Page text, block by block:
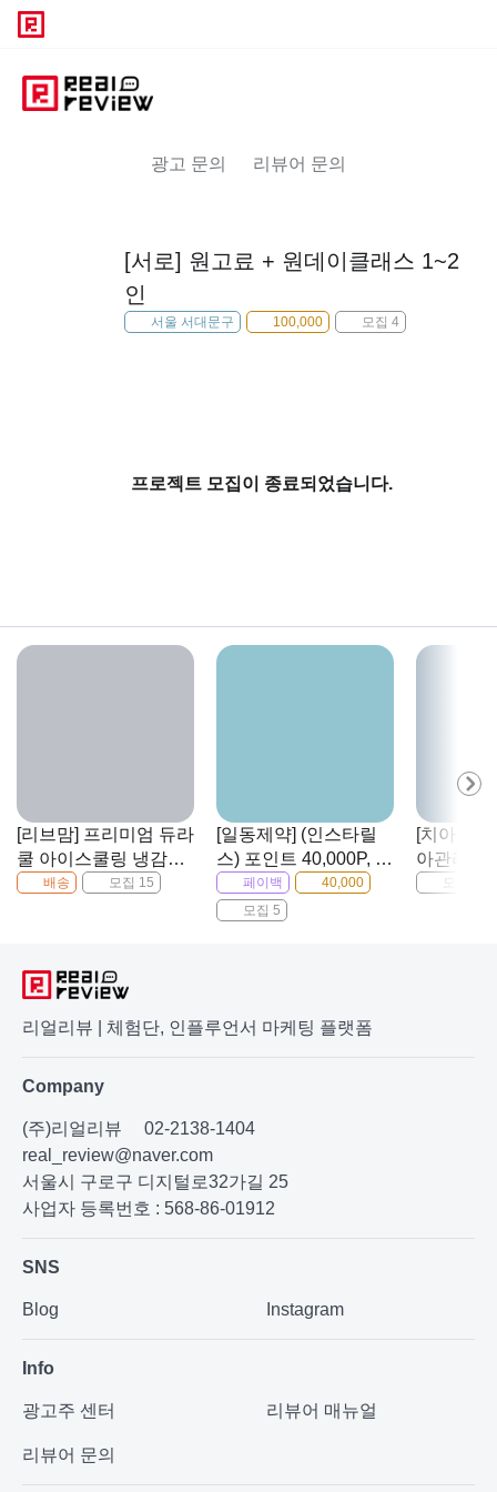
광고 문의 리뷰어 문의
[서로] 원고료 + 원데이클래스 1~2
인
서울 서대문구 100,000 모집 4
프로젝트 모집이 종료되었습니다.
[리브맘] 프리미엄 듀라
쿨 아이스쿨링 냉감패
드/베개커버세트
배송 모집 15
[일동제약] (인스타릴
스) 포인트 40,000P, 케
어리브 방수형 밴드
페이백
40,000
모집 5
[치아노트
아관리 어
리얼리뷰 | 체험단, 인플루언서 마케팅 플랫폼
Company
(주)리얼리뷰
02-2138-1404
real_review@naver.com
서울시 구로구 디지털로32가길 25
사업자 등록번호 : 568-86-01912
SNS
Blog Instagram
Info
광고주 센터 리뷰어 매뉴얼
리뷰어 문의